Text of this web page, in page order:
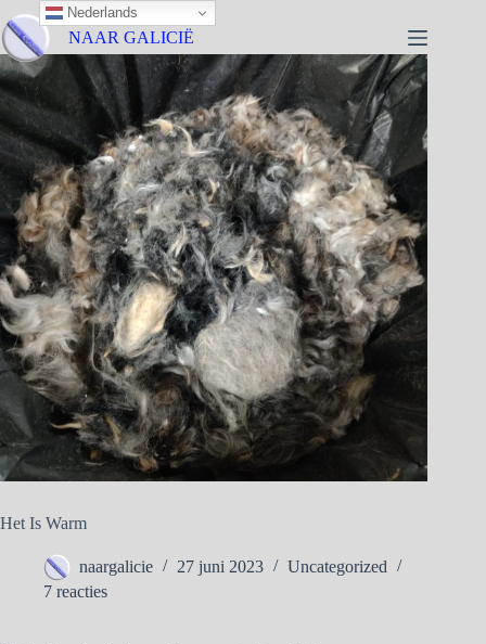
NAAR GALICIË
Het Is Warm
naargalicie 27 juni 2023
Uncategorized
7 reacties
Nederlands